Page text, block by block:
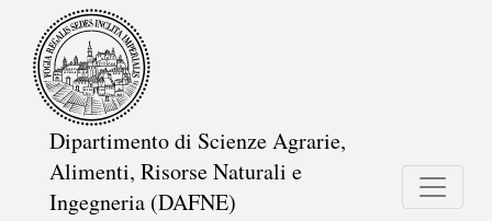
Dipartimento di Scienze Agrarie,
Alimenti, Risorse Naturali e
Ingegneria (DAFNE)